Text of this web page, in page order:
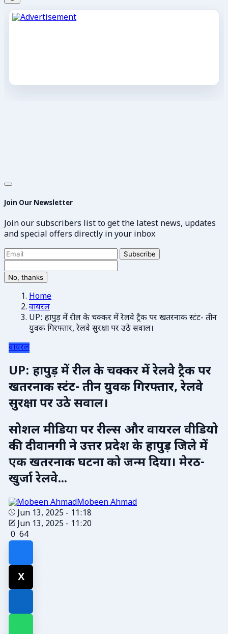
Join Our Newsletter
Join our subscribers list to get the latest news, updates
and special offers directly in your inbox
Subscribe
No, thanks
Home
वायरल
UP: हापुड़ में रील के चक्कर में रेलवे ट्रैक पर खतरनाक स्टंट- तीन
युवक गिरफ्तार, रेलवे सुरक्षा पर उठे सवाल।
वायरल
UP: हापुड़ में रील के चक्कर में रेलवे ट्रैक पर
खतरनाक स्टंट- तीन युवक गिरफ्तार, रेलवे
सुरक्षा पर उठे सवाल।
सोशल मीडिया पर रील्स और वायरल वीडियो
की दीवानगी ने उत्तर प्रदेश के हापुड़ जिले में
एक खतरनाक घटना को जन्म दिया। मेरठ-
खुर्जा रेलवे...
Mobeen Ahmad
Jun 13, 2025 - 11:18
Jun 13, 2025 - 11:20
0 64